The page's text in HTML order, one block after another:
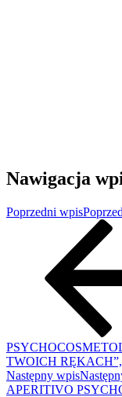
Nawigacja
Poprzedni wpis
TWOICH
Następny wpis
APERITIVO